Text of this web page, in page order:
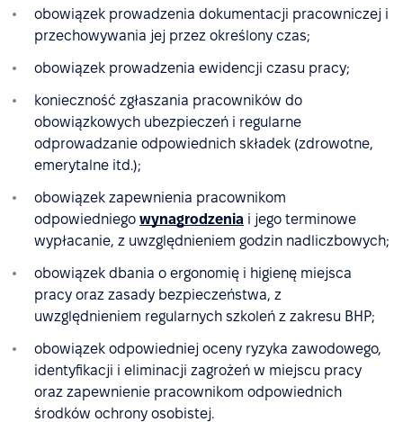
obowiązek prowadzenia dokumentacji pracowniczej i
przechowywania jej przez określony czas;
obowiązek prowadzenia ewidencji czasu pracy;
konieczność zgłaszania pracowników do
obowiązkowych ubezpieczeń i regularne
odprowadzanie odpowiednich składek (zdrowotne,
emerytalne itd.);
obowiązek zapewnienia pracownikom
odpowiedniego wynagrodzenia i jego terminowe
wypłacanie, z uwzględnieniem godzin nadliczbowych;
obowiązek dbania o ergonomię i higienę miejsca
pracy oraz zasady bezpieczeństwa, z
uwzględnieniem regularnych szkoleń z zakresu BHP;
obowiązek odpowiedniej oceny ryzyka zawodowego,
identyfikacji i eliminacji zagrożeń w miejscu pracy
oraz zapewnienie pracownikom odpowiednich
środków ochrony osobistej.